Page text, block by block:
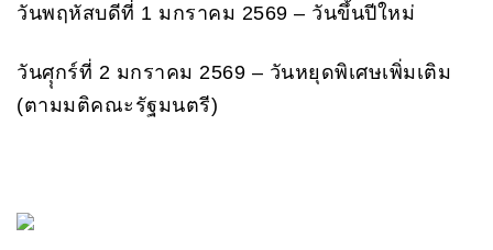
วันพฤหัสบดีที่ 1 มกราคม 2569 – วันขึ้นปีใหม่
วันศุุกร์ที่ 2 มกราคม 2569 – วันหยุดพิเศษเพิ่มเติม
(ตามมติคณะรัฐมนตรี)